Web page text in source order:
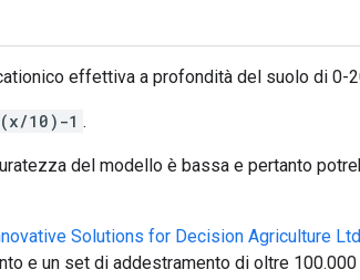
effettiva a profondità del suolo di 0-
10)-1 .
del modello è bassa e pertanto
Solutions for Decision Agriculture
e un set di addestramento di oltre